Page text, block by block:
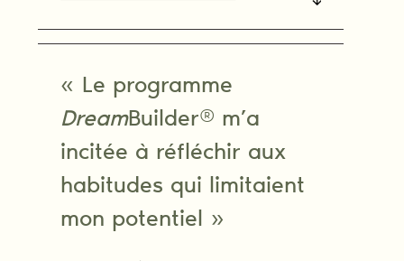
« Le programme
DreamBuilder® m’a
incitée à réfléchir aux
habitudes qui limitaient
mon potentiel »